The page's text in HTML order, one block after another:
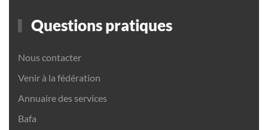
Questions pratiques
Nous contacter
Venir à la fédération
Annuaire des services
Bafa